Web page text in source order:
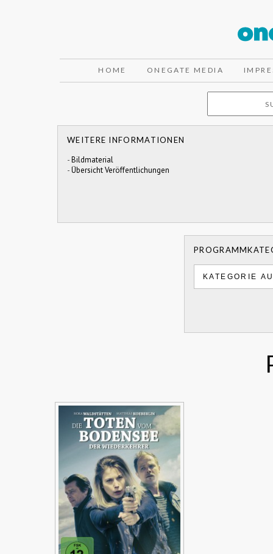
HOME ONEGATE MEDIA
WEITERE INFORMATIONEN
-Bildmaterial
-Übersicht Veröffentlichungen